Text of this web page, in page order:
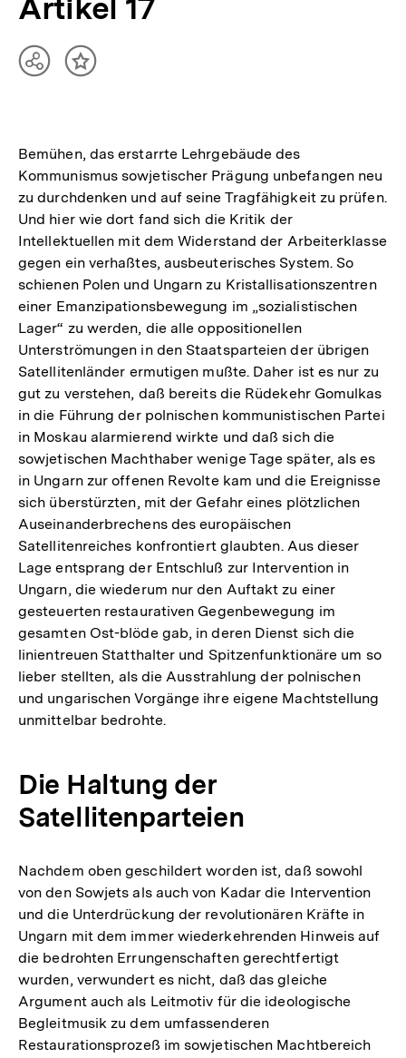
Artikel 17
TeilenInhalt
Bemühen, das erstarrte Lehrgebäude des
Kommunismus sowjetischer Prägung unbefangen neu
zu durchdenken und auf seine Tragfähigkeit zu prüfen.
Und hier wie dort fand sich die Kritik der
Intellektuellen mit dem Widerstand der Arbeiterklasse
gegen ein verhaßtes, ausbeuterisches System. So
schienen Polen und Ungarn zu Kristallisationszentren
einer Emanzipationsbewegung im „sozialistischen
Lager“ zu werden, die alle oppositionellen
Unterströmungen in den Staatsparteien der übrigen
Satellitenländer ermutigen mußte. Daher ist es nur zu
gut zu verstehen, daß bereits die Rüdekehr Gomulkas
in die Führung der polnischen kommunistischen Partei
in Moskau alarmierend wirkte und daß sich die
sowjetischen Machthaber wenige Tage später, als es
in Ungarn zur offenen Revolte kam und die Ereignisse
sich überstürzten, mit der Gefahr eines plötzlichen
Auseinanderbrechens des europäischen
Satellitenreiches konfrontiert glaubten. Aus dieser
Lage entsprang der Entschluß zur Intervention in
Ungarn, die wiederum nur den Auftakt zu einer
gesteuerten restaurativen Gegenbewegung im
gesamten Ost-blöde gab, in deren Dienst sich die
linientreuen Statthalter und Spitzenfunktionäre um so
lieber stellten, als die Ausstrahlung der polnischen
und ungarischen Vorgänge ihre eigene Machtstellung
unmittelbar bedrohte.
Die Haltung der
Satellitenparteien
Nachdem oben geschildert worden ist, daß sowohl
von den Sowjets als auch von Kadar die Intervention
und die Unterdrückung der revolutionären Kräfte in
Ungarn mit dem immer wiederkehrenden Hinweis auf
die bedrohten Errungenschaften gerechtfertigt
wurden, verwundert es nicht, daß das gleiche
Argument auch als Leitmotiv für die ideologische
Begleitmusik zu dem umfassenderen
Restaurationsprozeß im sowjetischen Machtbereich